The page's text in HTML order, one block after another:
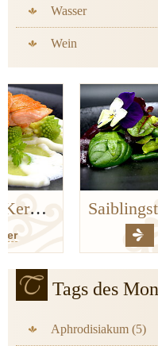
Wasser
Wein
Saiblingstatar
Tags des
Aphrodisiakum (5)